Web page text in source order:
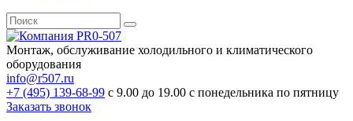
Монтаж, обслуживание холодильного и климатического
оборудования
info@r507.ru
+7 (495) 139-68-99 с 9.00 до 19.00 с понедельника по пятницу
Заказать звонок